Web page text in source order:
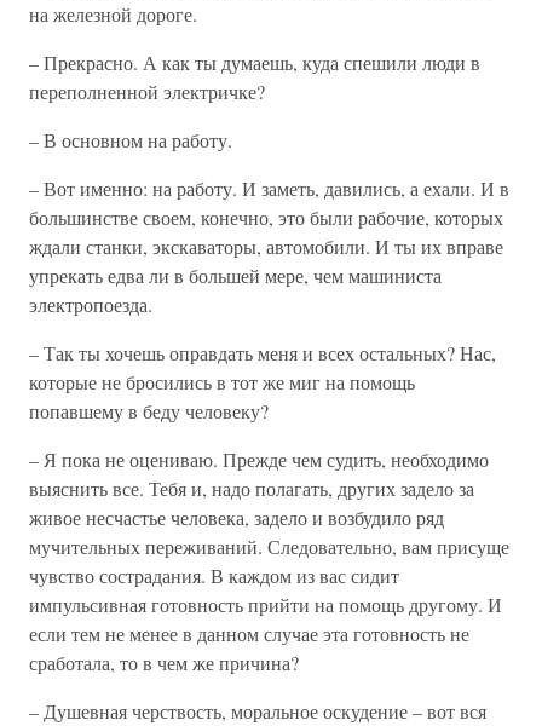
на железной дороге.
– Прекрасно. А как ты думаешь, куда спешили люди в
переполненной электричке?
– В основном на работу.
– Вот именно: на работу. И заметь, давились, а ехали. И в
большинстве своем, конечно, это были рабочие, которых
ждали станки, экскаваторы, автомобили. И ты их вправе
упрекать едва ли в большей мере, чем машиниста
электропоезда.
– Так ты хочешь оправдать меня и всех остальных? Нас,
которые не бросились в тот же миг на помощь
попавшему в беду человеку?
– Я пока не оцениваю. Прежде чем судить, необходимо
выяснить все. Тебя и, надо полагать, других задело за
живое несчастье человека, задело и возбудило ряд
мучительных переживаний. Следовательно, вам присуще
чувство сострадания. В каждом из вас сидит
импульсивная готовность прийти на помощь другому. И
если тем не менее в данном случае эта готовность не
сработала, то в чем же причина?
– Душевная черствость, моральное оскудение – вот вся